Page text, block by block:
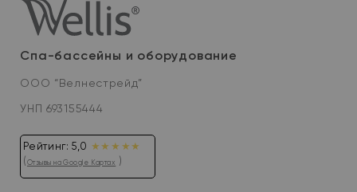
Спа-бассейны и оборудование
ООО “Велнестрейд”
УНП 693155444
Рейтинг: 5,0 ★★★★★
( Отзывы на Google Картах )